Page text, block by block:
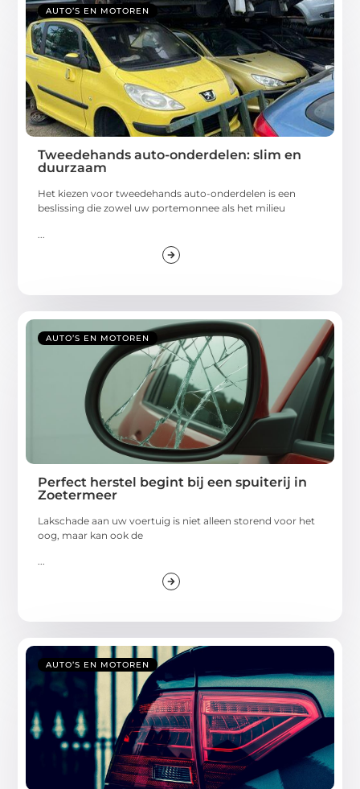
AUTO’S EN MOTOREN
Tweedehands auto-onderdelen: slim en
duurzaam
Het kiezen voor tweedehands auto-onderdelen is een
beslissing die zowel uw portemonnee als het milieu
AUTO’S EN MOTOREN
Perfect herstel begint bij een spuiterij in
Zoetermeer
Lakschade aan uw voertuig is niet alleen storend voor het
oog, maar kan ook de
AUTO’S EN MOTOREN